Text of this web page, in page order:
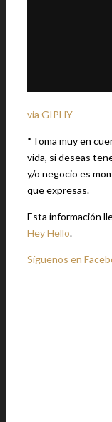
via GIPHY
*Toma muy en
vida, si deseas
y/o negocio es
que expresas.
Esta información
Hey Hello.
Síguenos en